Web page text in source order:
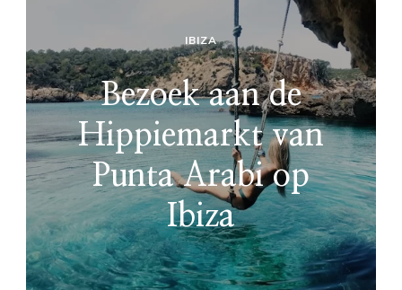
IBIZA
Bezoek aan de
Hippiemarkt van
Punta Arabi op
Ibiza